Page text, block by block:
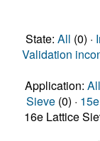
State: All (0) ·
Validation
Application: All
Sieve (0) ·
16e Lattice